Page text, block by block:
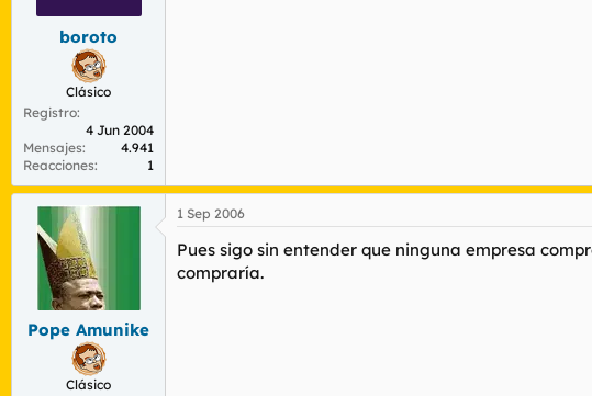
d
m
i
boroto
Clásico
Registro
4 Jun 2004
Mensajes
4.941
Reacciones
1
Pope Amunike
Clásico
1 Sep 2006
Pues sigo sin entender que ninguna empresa
compraría.